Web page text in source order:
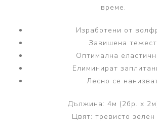
време.
Изработени от
Завишена тежест
Оптимална
Елиминират
Лесно се
Дължина: 4м (2бр. x
Цвят: тревисто зелен